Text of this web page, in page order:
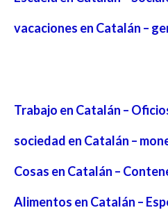
vacaciones en Catalán –
Trabajo en Catalán –
sociedad en Catalán –
Cosas en Catalán –
Alimentos en Catalán –